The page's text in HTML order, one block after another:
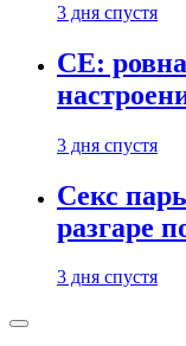
3 дня спустя
CE:
3 дня спустя
Секс
разгаре
3 дня спустя